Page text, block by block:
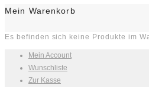
Mein Warenkorb
Es befinden sich keine Produkte im
Mein Account
Wunschliste
Zur Kasse